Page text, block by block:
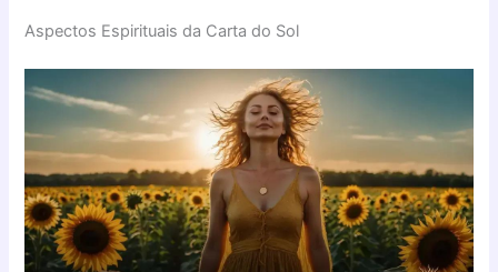
Aspectos Espirituais da Carta do Sol